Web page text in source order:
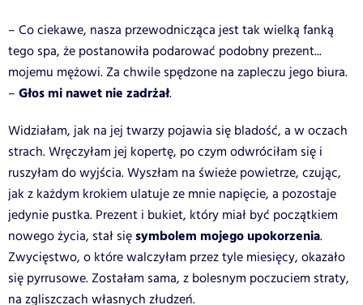
– Co ciekawe, nasza przewodnicząca jest tak wielką fanką
tego spa, że postanowiła podarować podobny prezent...
mojemu mężowi. Za chwile spędzone na zapleczu jego biura.
– Głos mi nawet nie zadrżał.
Widziałam, jak na jej twarzy pojawia się bladość, a w oczach
strach. Wręczyłam jej kopertę, po czym odwróciłam się i
ruszyłam do wyjścia. Wyszłam na świeże powietrze, czując,
jak z każdym krokiem ulatuje ze mnie napięcie, a pozostaje
jedynie pustka. Prezent i bukiet, który miał być początkiem
nowego życia, stał sięsymbolem mojego upokorzenia.
Zwycięstwo, o które walczyłam przez tyle miesięcy, okazało
się pyrrusowe. Zostałam sama, z bolesnym poczuciem straty,
na zgliszczach własnych złudzeń.